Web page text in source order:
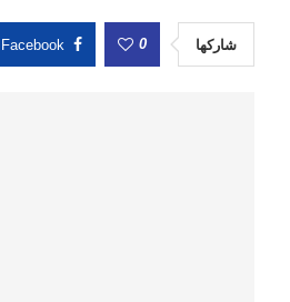
شاركها 0
Facebook